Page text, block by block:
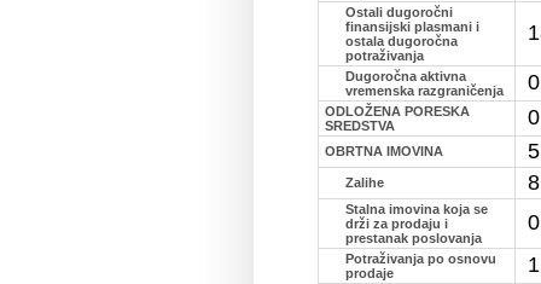
Ostali dugoročni
finansijski plasmani i
ostala dugoročna
potraživanja
Dugoročna aktivna
vremenska razgraničenja
0
ODLOŽENA PORESKA
SREDSTVA
0
OBRTNA IMOVINA
Zalihe
Stalna imovina koja se
drži za prodaju i
prestanak poslovanja
0
Potraživanja po osnovu
prodaje